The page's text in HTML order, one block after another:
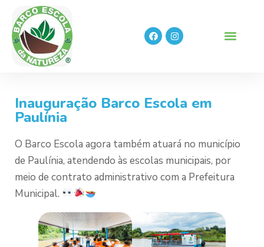
Inauguração Barco Escola em
Paulínia
O Barco Escola agora também atuará no município
de Paulínia, atendendo às escolas municipais, por
meio de contrato administrativo com a Prefeitura
Municipal.